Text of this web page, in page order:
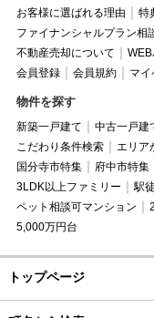
お客様に選ばれる理由
特
ファイナンシャルプラン相
不動産売却について
WEB
会員登録
会員規約 マイ
物件を探す
新築一戸建て 中古一戸建
こだわり条件検索
エリア
国分寺市特集
府中市特集
3LDK以上ファミリー
駅
ペット相談可マンション
5,000万円台
トップページ